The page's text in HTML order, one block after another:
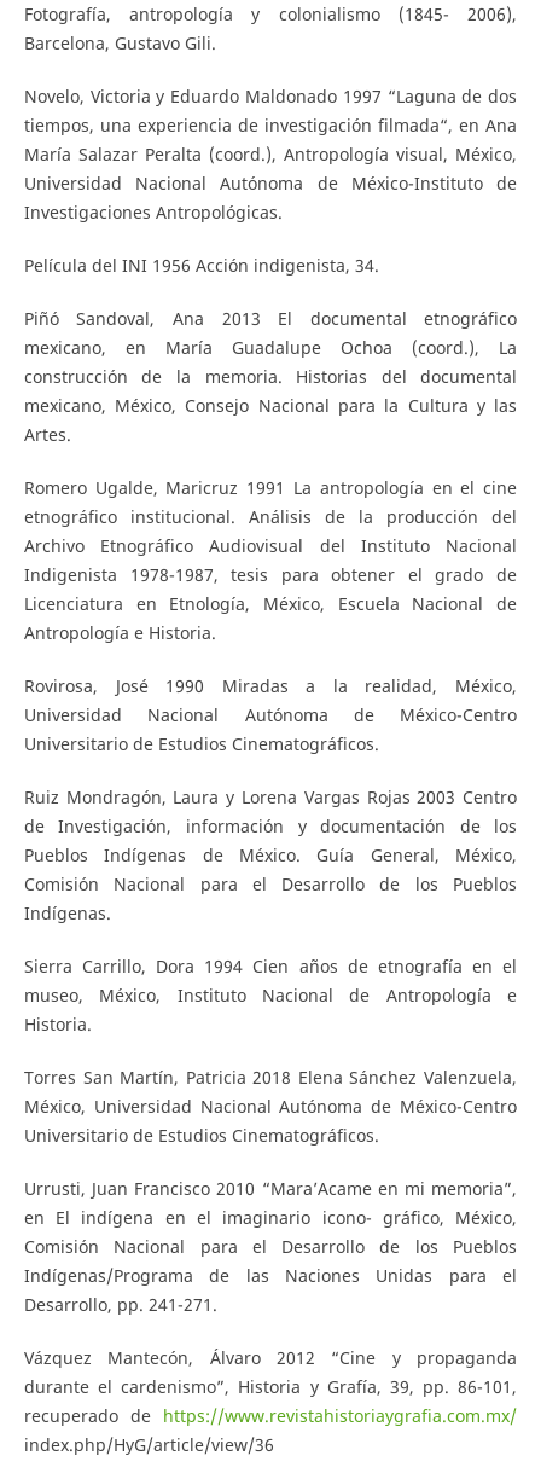
Fotografía, antropología y colonialismo (1845- 2006),
Barcelona, Gustavo Gili.
Novelo, Victoria y Eduardo Maldonado 1997 “Laguna de dos
tiempos, una experiencia de investigación filmada“, en Ana
María Salazar Peralta (coord.), Antropología visual, México,
Universidad Nacional Autónoma de México-Instituto de
Investigaciones Antropológicas.
Película del INI 1956 Acción indigenista, 34.
Piñó Sandoval, Ana 2013 El documental etnográfico
mexicano, en María Guadalupe Ochoa (coord.), La
construcción de la memoria. Historias del documental
mexicano, México, Consejo Nacional para la Cultura y las
Artes.
Romero Ugalde, Maricruz 1991 La antropología en el cine
etnográfico institucional. Análisis de la producción del
Archivo Etnográfico Audiovisual del Instituto Nacional
Indigenista 1978-1987, tesis para obtener el grado de
Licenciatura en Etnología, México, Escuela Nacional de
Antropología e Historia.
Rovirosa, José 1990 Miradas a la realidad, México,
Universidad Nacional Autónoma de México-Centro
Universitario de Estudios Cinematográficos.
Ruiz Mondragón, Laura y Lorena Vargas Rojas 2003 Centro
de Investigación, información y documentación de los
Pueblos Indígenas de México. Guía General, México,
Comisión Nacional para el Desarrollo de los Pueblos
Indígenas.
Sierra Carrillo, Dora 1994 Cien años de etnografía en el
museo, México, Instituto Nacional de Antropología e
Historia.
Torres San Martín, Patricia 2018 Elena Sánchez Valenzuela,
México, Universidad Nacional Autónoma de México-Centro
Universitario de Estudios Cinematográficos.
Urrusti, Juan Francisco 2010 “Mara’Acame en mi memoria”,
en El indígena en el imaginario icono- gráfico, México,
Comisión Nacional para el Desarrollo de los Pueblos
Indígenas/Programa de las Naciones Unidas para el
Desarrollo, pp. 241-271.
Vázquez Mantecón, Álvaro 2012 “Cine y propaganda
durante el cardenismo”, Historia y Grafía, 39, pp. 86-101,
recuperado de https://www.revistahistoriaygrafia.com.mx/
index.php/HyG/article/view/36